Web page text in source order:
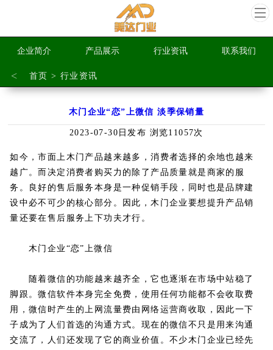
企业简介 产品展示 行业资讯 联系我们
< 首页 >行业资讯
木门企业“恋”上微信 淡季保销量
2023-07-30日发布 浏览11057次
如今，市面上木门产品越来越多，消费者选择的余地也越来
越广。而决定消费者购买力的除了产品质量就是商家的服
务。良好的售后服务本身是一种促销手段，同时也是品牌建
设中必不可少的核心部分。因此，木门企业要想提升产品销
量还要在售后服务上下功夫才行。
木门企业“恋”上微信
随着微信的功能越来越齐全，它也逐渐在市场中站稳了
脚跟。微信软件本身完全免费，使用任何功能都不会收取费
用，微信时产生的上网流量费由网络运营商收取，因此一下
子成为了人们首选的沟通方式。现在的微信不只是用来沟通
交流了，人们还发现了它的商业价值。不少木门企业已经先